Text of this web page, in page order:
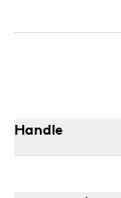
Handle